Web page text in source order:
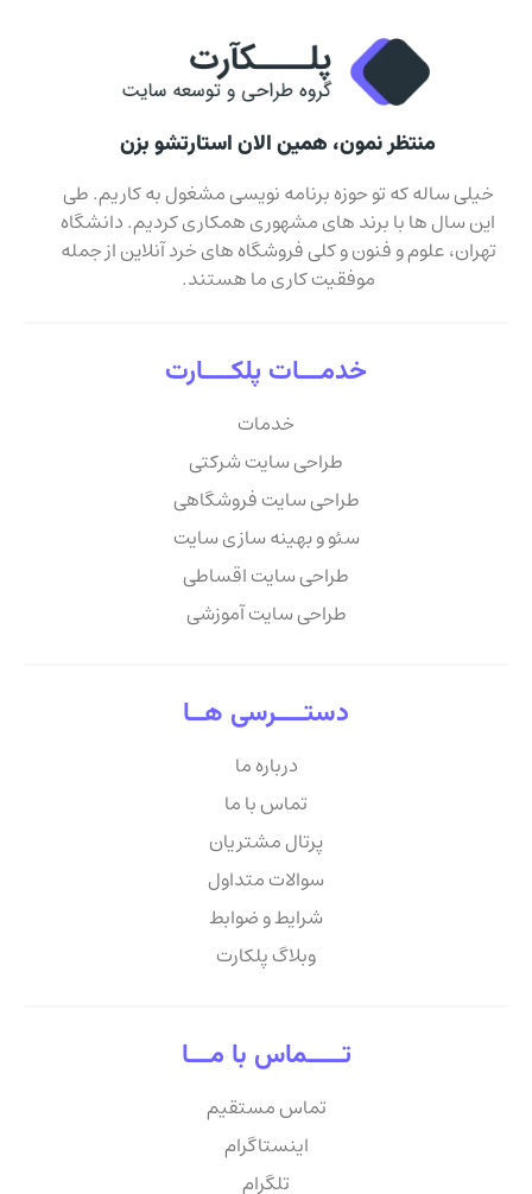
منتظر نمون، همین الان استارتشو بزن
خیلی ساله که تو حوزه برنامه نویسی مشغول به کاریم. طی
این سال ها با برند های مشهوری همکاری کردیم. دانشگاه
تهران، علوم و فنون و کلی فروشگاه های خرد آنلاین از جمله
موفقیت کاری ما هستند.
خدمـــات پلکــــارت
خدمات
طراحی سایت شرکتی
طراحی سایت فروشگاهی
سئو و بهینه سازی سایت
طراحی سایت اقساطی
طراحی سایت آموزشی
دستــــرسی هــا
درباره ما
تماس با ما
پرتال مشتریان
سوالات متداول
شرایط و ضوابط
وبلاگ پلکارت
تـــــماس با مـــا
تماس مستقیم
اینستاگرام
تلگرام